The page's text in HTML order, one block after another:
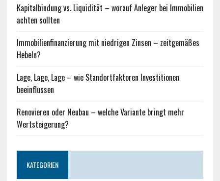
Kapitalbindung vs. Liquidität – worauf Anleger bei Immobilien
achten sollten
Immobilienfinanzierung mit niedrigen Zinsen – zeitgemäßes
Hebeln?
Lage, Lage, Lage – wie Standortfaktoren Investitionen
beeinflussen
Renovieren oder Neubau – welche Variante bringt mehr
Wertsteigerung?
KATEGORIEN